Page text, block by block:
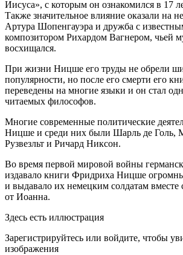
Иисуса», с которым он ознакомился в 17
Также значительное влияние оказали на
Артура Шопенгауэра и дружба с
композитором Рихардом Вагнером, чьей
восхищался.
При жизни Ницше его труды не обрели
популярности, но после его смерти его
переведены на многие языки и он стал
читаемых философов.
Многие современные политические
Ницше и среди них были Шарль де Голь,
Рузвезльт и Ричард Никсон.
Во время первой мировой войны
издавало книги Фридриха Ницше
и выдавало их немецким солдатам вместе
от Иоанна.
Здесь есть иллюстрация
Зарегистрируйтесь или войдите, чтобы
изображения